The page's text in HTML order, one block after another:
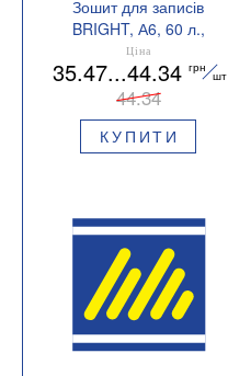
Зошит для записів
BRIGHT, А6, 60 л.,
клітина, пластикова
обкладинка, BUROMAX
BM.24654155
Ціна
35.47...44.34 грн
шт
44.34
КУПИТИ